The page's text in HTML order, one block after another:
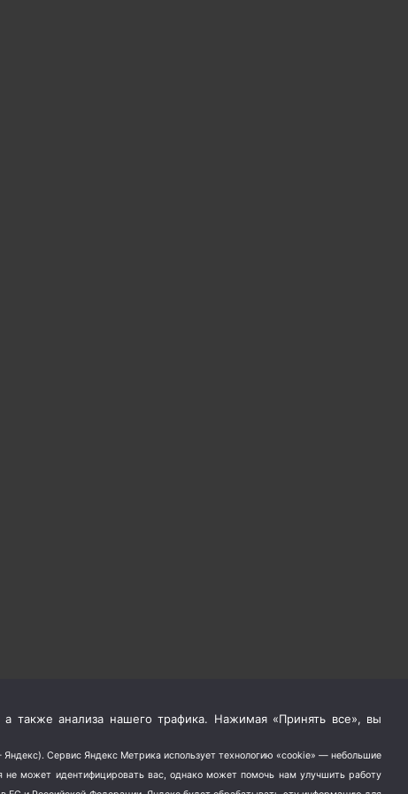
также анализа нашего трафика. Нажимая «Принять все», вы
Сервис Яндекс Метрика использует технологию «cookie» — небольшие
может идентифицировать вас, однако может помочь нам улучшить работу